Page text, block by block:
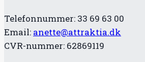
Telefonnummer: 33 69 63 00
Email: anette@attraktia.dk
CVR-nummer: 62869119